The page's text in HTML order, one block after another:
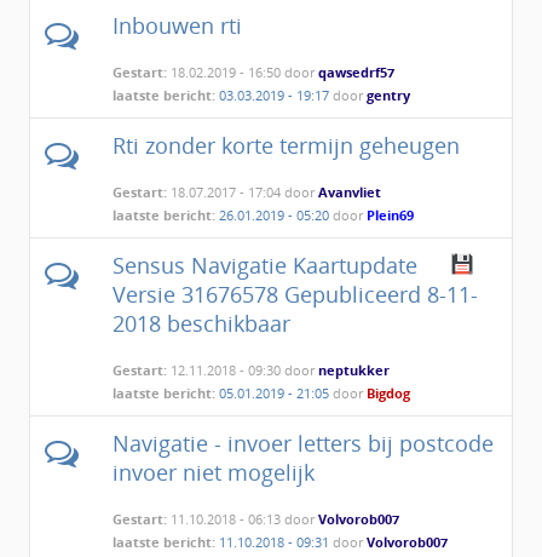
Inbouwen rti
Gestart: 18.02.2019 - 16:50 doorqawsedrf57
laatste bericht: 03.03.2019 - 19:17doorgentry
Rti zonder korte termijn geheugen
Gestart: 18.07.2017 - 17:04 doorAvanvliet
laatste bericht: 26.01.2019 - 05:20door Plein69
Sensus Navigatie Kaartupdate
Versie 31676578 Gepubliceerd 8-11-
2018 beschikbaar
Gestart: 12.11.2018 - 09:30 doorneptukker
laatste bericht: 05.01.2019 - 21:05door Bigdog
Navigatie - invoer letters bij postcode
invoer niet mogelijk
Gestart: 11.10.2018 - 06:13 doorVolvorob007
laatste bericht: 11.10.2018 - 09:31doorVolvorob007